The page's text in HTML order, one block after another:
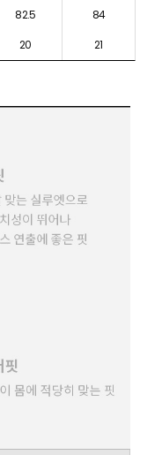
82.5
84
20 21